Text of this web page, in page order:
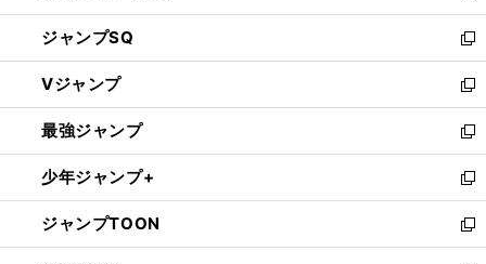
し
い
ウ
ィ
ン
ド
ウ
で
開
く
ジャンプSQ
新
し
い
ウ
ィ
ン
ド
ウ
で
開
Vジャンプ
新
し
い
ウ
ィ
ン
ド
ウ
最強ジャンプ
新
し
い
ウ
ィ
ン
少年ジャンプ+
新
し
い
ウ
ジャンプTOON
新
し